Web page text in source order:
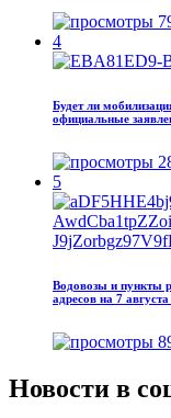
4
Будет ли
официальные
5
Водовозы и пункты
адресов на 7
Новости в